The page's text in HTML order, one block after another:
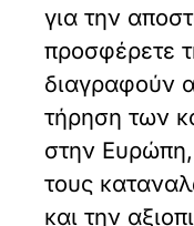
για την
προσφέρετε
διαγραφούν
τήρηση των
στην Ευρώπη,
τους
και την